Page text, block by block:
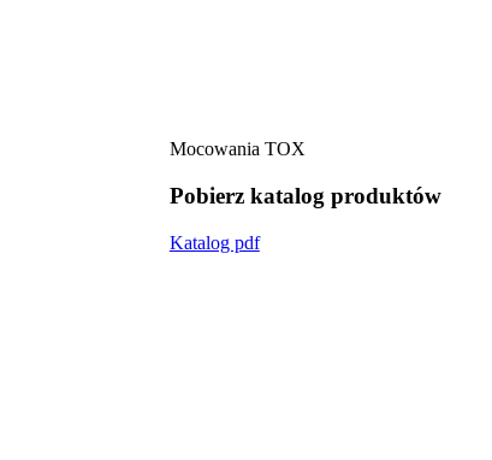
Mocowania TOX
Pobierz katalog produktów
Katalog pdf